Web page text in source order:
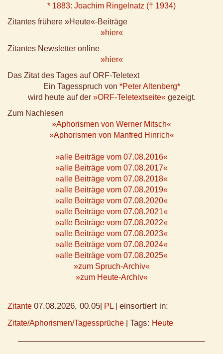
* 1883: Joachim Ringelnatz († 1934)
Zitantes frühere »Heute«-Beiträge
»hier«
Zitantes Newsletter online
»hier«
Das Zitat des Tages auf ORF-Teletext
Ein Tagesspruch von *Peter Altenberg*
wird heute auf der »ORF-Teletextseite« gezeigt.
Zum Nachlesen
»Aphorismen von Werner Mitsch«
»Aphorismen von Manfred Hinrich«
»alle Beiträge vom 07.08.2016«
»alle Beiträge vom 07.08.2017«
»alle Beiträge vom 07.08.2018«
»alle Beiträge vom 07.08.2019«
»alle Beiträge vom 07.08.2020«
»alle Beiträge vom 07.08.2021«
»alle Beiträge vom 07.08.2022«
»alle Beiträge vom 07.08.2023«
»alle Beiträge vom 07.08.2024«
»alle Beiträge vom 07.08.2025«
»zum Spruch-Archiv«
»zum Heute-Archiv«
Zitante 07.08.2026, 00.05 PL einsortiert in:
Zitate/Aphorismen/Tagessprüche Tags: Heute